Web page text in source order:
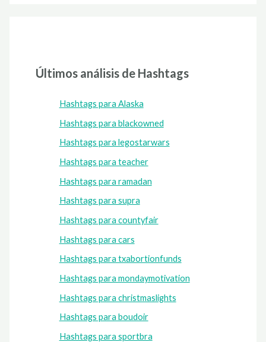
Últimos análisis de Hashtags
Hashtags para Alaska
Hashtags para blackowned
Hashtags para legostarwars
Hashtags para teacher
Hashtags para ramadan
Hashtags para supra
Hashtags para countyfair
Hashtags para cars
Hashtags para txabortionfunds
Hashtags para mondaymotivation
Hashtags para christmaslights
Hashtags para boudoir
Hashtags para sportbra